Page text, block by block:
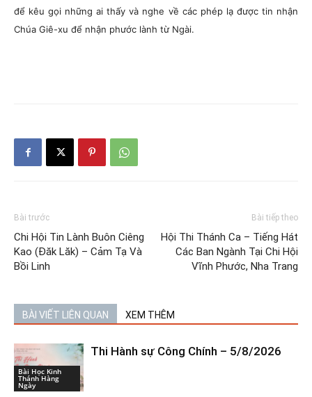
để kêu gọi những ai thấy và nghe về các phép lạ được tin nhận
Chúa Giê-xu để nhận phước lành từ Ngài.
Bài trước
Chi Hội Tin Lành Buôn Ciêng
Kao (Đăk Lăk) – Cảm Tạ Và
Bồi Linh
Bài tiếp theo
Hội Thi Thánh Ca – Tiếng Hát
Các Ban Ngành Tại Chi Hội
Vĩnh Phước, Nha Trang
BÀI VIẾT LIÊN QUAN XEM THÊM
Bài Học Kinh
Thánh Hàng
Ngày
Thi Hành sự Công Chính – 5/8/2026